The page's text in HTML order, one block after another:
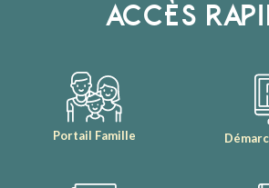
ACCÈS
Portail Famille